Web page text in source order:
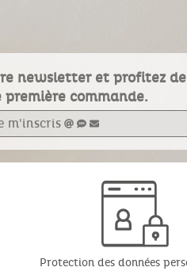
newsletter et profitez de
première commande.
m'inscris
Protection des données